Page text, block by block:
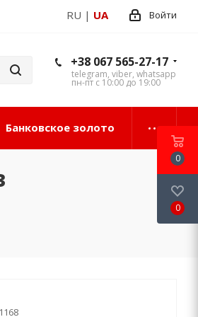
Войти
RU | UA
+38 067 565-27-17
telegram, viber, whatsapp
пн-пт с 10:00 до 19:00
Банковское золото
0
0